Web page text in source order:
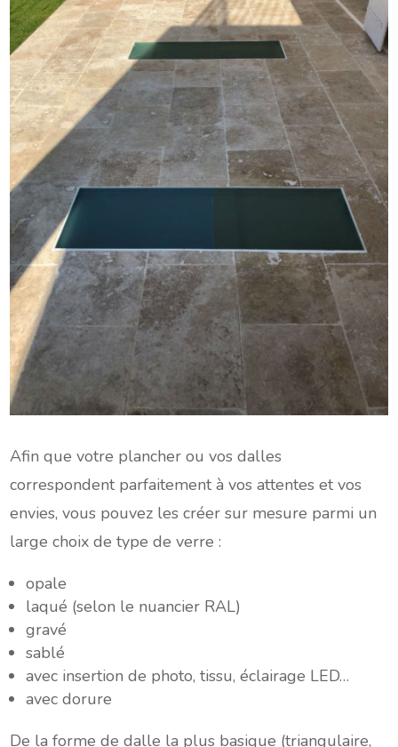
Afin que votre plancher ou vos dalles
correspondent parfaitement à vos attentes et vos
envies, vous pouvez les créer sur mesure parmi un
large choix de type de verre :
opale
laqué (selon le nuancier RAL)
gravé
sablé
avec insertion de photo, tissu, éclairage LED…
avec dorure
De la forme de dalle la plus basique (triangulaire,